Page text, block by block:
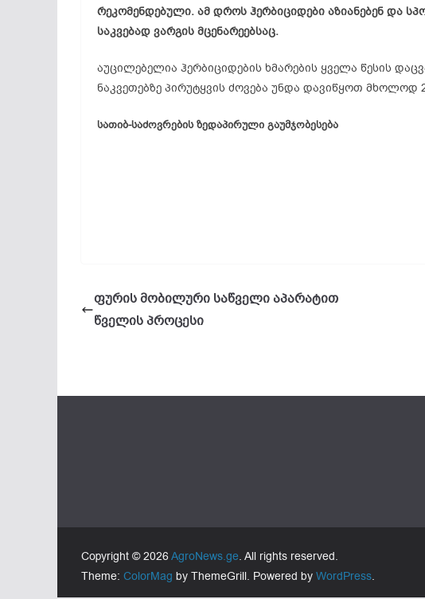
რეკომენდებული. ამ დროს ჰერბიციდები აზიანებენ და
საკვებად ვარგის მცენარეებსაც.
აუცილებელია ჰერბიციდების ხმარების ყველა წესის
ნაკვეთებზე პირუტყვის ძოვება უნდა დავიწყოთ მხოლოდ
სათიბ-საძოვრების ზედაპირული გაუმჯობესება
ფურის მობილური საწველი აპარატით
წველის პროცესი
Copyright © 2026 AgroNews.ge. All rights reserved.
Theme: ColorMag by ThemeGrill. Powered by WordPress.